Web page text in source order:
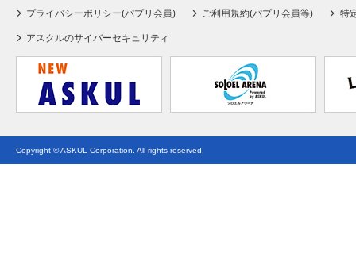
プライバシーポリシー(パプリ会員) ご利用規約(パプリ会員等) 特
アスクルのサイバーセキュリティ
Copyright © ASKUL Corporation. All rights reserved.